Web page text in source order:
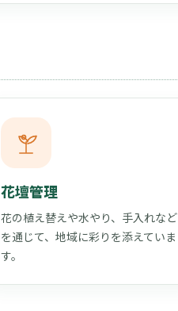
花壇管理
花の植え替えや水やり、手入れなど
を通じて、地域に彩りを添えていま
す。